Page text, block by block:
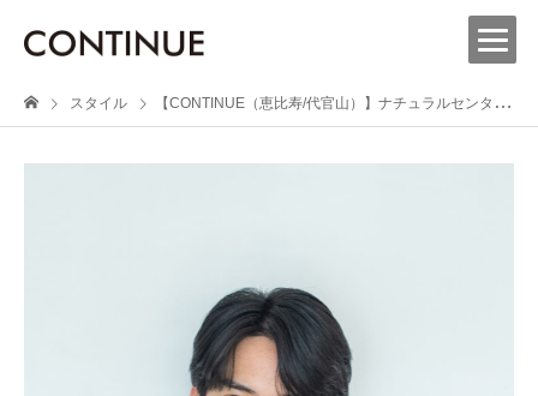
スタイル 【CONTINUE（恵比寿/代官山）】ナチュラルセンターパートミディアム